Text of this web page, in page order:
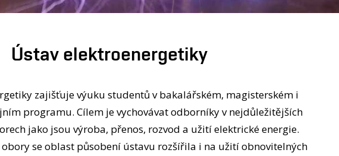
Ústav elektroenergetiky
zajišťuje výuku studentů v bakalářském, magisterském i
programu. Cílem je vychovávat odborníky v nejdůležitějších
jako jsou výroba, přenos, rozvod a užití elektrické energie.
se oblast působení ústavu rozšířila i na užití obnovitelných